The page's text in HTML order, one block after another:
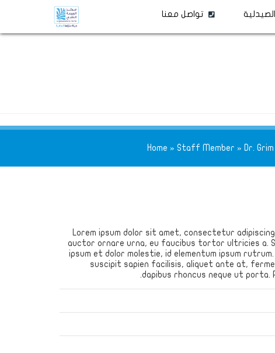
الصيدلية تواصل معنا
Home » Staff Member » Dr.
Lorem ipsum dolor sit amet, consectetur
auctor ornare urna, eu faucibus tortor ultricies a.
ipsum et dolor molestie, id elementum ipsum
suscipit sapien facilisis, aliquet ante at,
dapibus rhoncus neque ut